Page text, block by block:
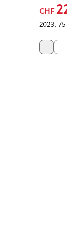
CHF
2023,
-